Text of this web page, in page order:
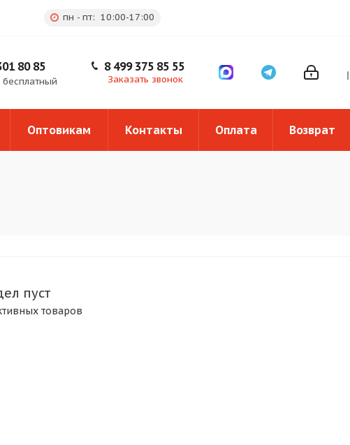
пн - пт: 10:00-17:00
80 85
бесплатный
8 499 375 85 55
Заказать звонок
Оптовикам Контакты Оплата Возврат
пуст
товаров